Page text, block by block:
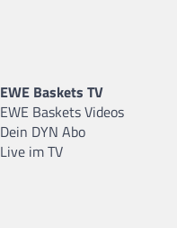
EWE Baskets TV
EWE Baskets Videos
Dein DYN Abo
Live im TV